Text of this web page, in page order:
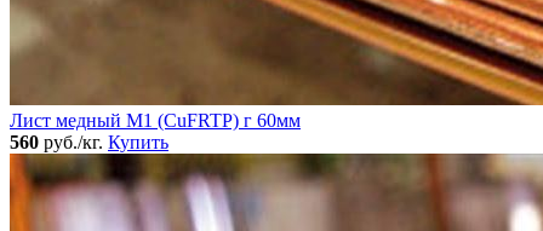
Лист медный М1 (CuFRTP) г 60мм
560 руб./кг. Купить